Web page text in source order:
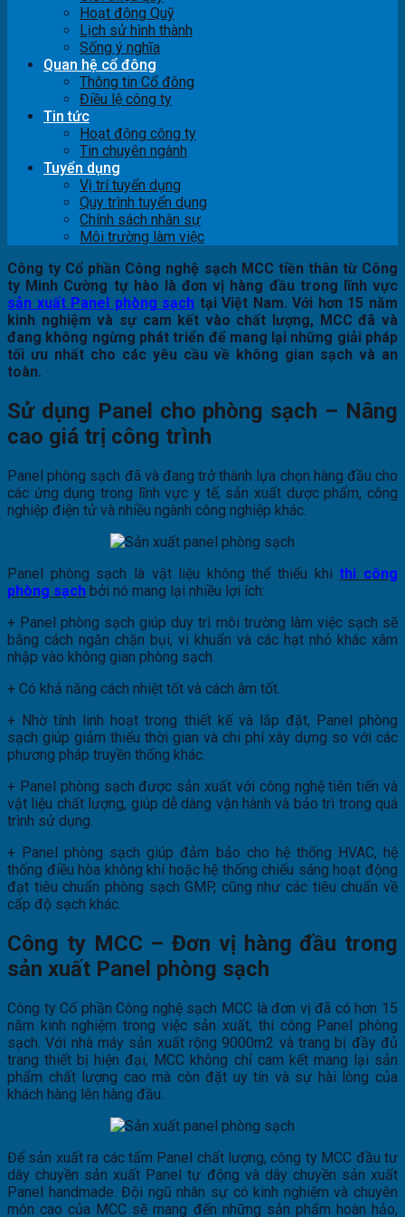
Hoạt động Quỹ
Lịch sử hình thành
Sống ý nghĩa
Quan hệ cổ đông
Thông tin Cổ đông
Điều lệ công ty
Tin tức
Hoạt động công ty
Tin chuyên ngành
Tuyển dụng
Vị trí tuyển dụng
Quy trình tuyển dụng
Chính sách nhân sự
Môi trường làm việc
Công ty Cổ phần Công nghệ sạch MCC tiền thân từ Công
ty Minh Cường tự hào là đơn vị hàng đầu trong lĩnh vực
sản xuất Panel phòng sạch tại Việt Nam. Với hơn 15 năm
kinh nghiệm và sự cam kết vào chất lượng, MCC đã và
đang không ngừng phát triển để mang lại những giải pháp
tối ưu nhất cho các yêu cầu về không gian sạch và an
toàn.
Sử dụng Panel cho phòng sạch – Nâng
cao giá trị công trình
Panel phòng sạch đã và đang trở thành lựa chọn hàng đầu cho
các ứng dụng trong lĩnh vực y tế, sản xuất dược phẩm, công
nghiệp điện tử và nhiều ngành công nghiệp khác.
Panel phòng sạch là vật liệu không thể thiếu khithi công
phòng sạch bởi nó mang lại nhiều lợi ích:
+ Panel phòng sạch giúp duy trì môi trường làm việc sạch sẽ
bằng cách ngăn chặn bụi, vi khuẩn và các hạt nhỏ khác xâm
nhập vào không gian phòng sạch.
+ Có khả năng cách nhiệt tốt và cách âm tốt.
+ Nhờ tính linh hoạt trong thiết kế và lắp đặt, Panel phòng
sạch giúp giảm thiểu thời gian và chi phí xây dựng so với các
phương pháp truyền thống khác.
+ Panel phòng sạch được sản xuất với công nghệ tiên tiến và
vật liệu chất lượng, giúp dễ dàng vận hành và bảo trì trong quá
trình sử dụng.
+ Panel phòng sạch giúp đảm bảo cho hệ thống HVAC, hệ
thống điều hòa không khí hoặc hệ thống chiếu sáng hoạt động
đạt tiêu chuẩn phòng sạch GMP, cũng như các tiêu chuẩn về
cấp độ sạch khác.
Công ty MCC – Đơn vị hàng đầu trong
sản xuất Panel phòng sạch
Công ty Cổ phần Công nghệ sạch MCC là đơn vị đã có hơn 15
năm kinh nghiệm trong việc sản xuất, thi công Panel phòng
sạch. Với nhà máy sản xuất rộng 9000m2 và trang bị đầy đủ
trang thiết bị hiện đại, MCC không chỉ cam kết mang lại sản
phẩm chất lượng cao mà còn đặt uy tín và sự hài lòng của
khách hàng lên hàng đầu.
Để sản xuất ra các tấm Panel chất lượng, công ty MCC đầu tư
dây chuyền sản xuất Panel tự động và dây chuyền sản xuất
Panel handmade. Đội ngũ nhân sự có kinh nghiệm và chuyên
môn cao của MCC sẽ mang đến những sản phẩm hoàn hảo,